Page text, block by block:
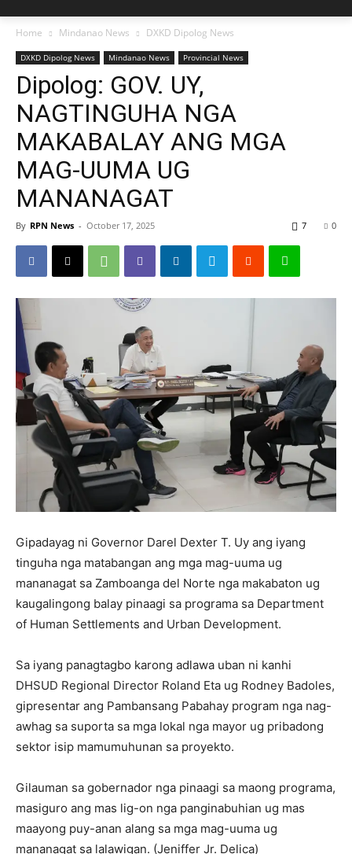
Home Mindanao News DXKD Dipolog News
DXKD Dipolog News Mindanao News Provincial News
Dipolog: GOV. UY,
NAGTINGUHA NGA
MAKABALAY ANG MGA
MAG-UUMA UG
MANANAGAT
By RPN News - October 17, 2025 0
7
Gipadayag ni Governor Darel Dexter T. Uy ang iyang
tinguha nga matabangan ang mga mag-uuma ug
mananagat sa Zamboanga del Norte nga makabaton ug
kaugalingong balay pinaagi sa programa sa Department
of Human Settlements and Urban Development.
Sa iyang panagtagbo karong adlawa uban ni kanhi
DHSUD Regional Director Roland Eta ug Rodney Badoles,
gipresentar ang Pambansang Pabahay program nga nag-
awhag sa suporta sa mga lokal nga mayor ug pribadong
sektor isip mamumuhunan sa proyekto.
Gilauman sa gobernador nga pinaagi sa maong programa,
masiguro ang mas lig-on nga panginabuhian ug mas
maayong puy-anan alang sa mga mag-uuma ug
mananagat sa lalawigan. (Jeniffer Jr. Delica)